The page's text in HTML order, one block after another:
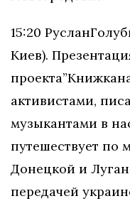
15:20​​
Киев).
активистами,
музыкантами в
путешествует по
Донецкой и
передачей